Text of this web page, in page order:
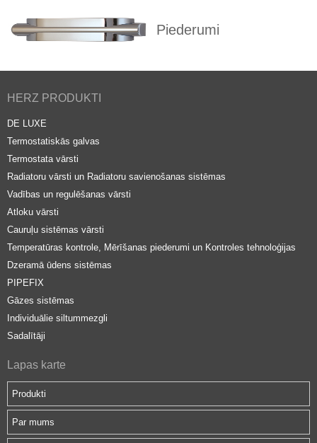
Piederumi
HERZ PRODUKTI
DE LUXE
Termostatiskās galvas
Termostata vārsti
Radiatoru vārsti un Radiatoru savienošanas sistēmas
Vadības un regulēšanas vārsti
Atloku vārsti
Cauruļu sistēmas vārsti
Temperatūras kontrole, Mērīšanas piederumi un Kontroles tehnoloģijas
Dzeramā ūdens sistēmas
PIPEFIX
Gāzes sistēmas
Individuālie siltummezgli
Sadalītāji
Lapas karte
Produkti
Par mums